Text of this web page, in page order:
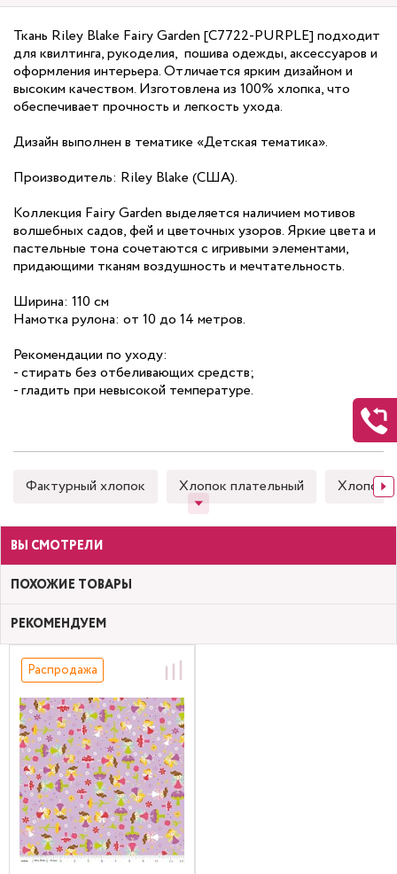
Ткань Riley Blake Fairy Garden [C7722-PURPLE] подходит
для квилтинга, рукоделия, пошива одежды, аксессуаров и
оформления интерьера. Отличается ярким дизайном и
высоким качеством. Изготовлена из 100% хлопка, что
обеспечивает прочность и легкость ухода.
Дизайн выполнен в тематике «Детская тематика».
Производитель: Riley Blake (США).
Коллекция Fairy Garden выделяется наличием мотивов
волшебных садов, фей и цветочных узоров. Яркие цвета и
пастельные тона сочетаются с игривыми элементами,
придающими тканям воздушность и мечтательность.
Ширина: 110 см
Намотка рулона: от 10 до 14 метров.
Рекомендации по уходу:
- стирать без отбеливающих средств;
- гладить при невысокой температуре.
Фактурный хлопок Хлопок плательный Хлопок
ВЫ СМОТРЕЛИ
ПОХОЖИЕ ТОВАРЫ
РЕКОМЕНДУЕМ
Распродажа